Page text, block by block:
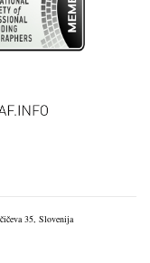
35, Slovenija